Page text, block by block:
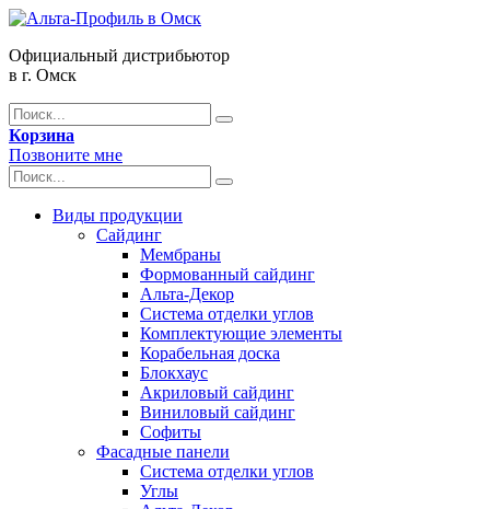
Официальный дистрибьютор
в г. Омск
Корзина
Позвоните мне
Виды продукции
Сайдинг
Мембраны
Формованный сайдинг
Альта-Декор
Система отделки углов
Комплектующие элементы
Корабельная доска
Блокхаус
Акриловый сайдинг
Виниловый сайдинг
Софиты
Фасадные панели
Система отделки углов
Углы